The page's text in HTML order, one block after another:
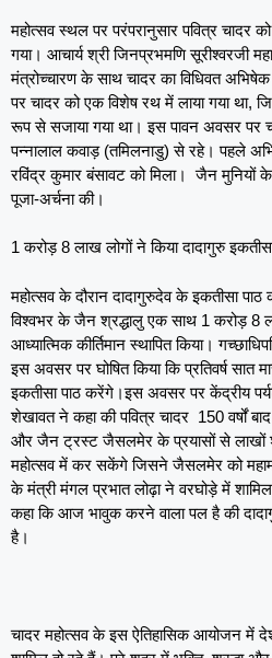
महोत्सव स्थल पर परंपरानुसार पवित्र चादर
गया। आचार्य श्री जिनप्रभमणि सूरीश्वरजी
मंत्रोच्चारण के साथ चादर का विधिवत
पर चादर को एक विशेष रथ में लाया गया था,
रूप से सजाया गया था। इस पावन अवसर पर
पन्नालाल कवाड़ (तमिलनाडु) से रहे। पहले
रविंद्र कुमार बंसावट को मिला। जैन मुनियों के
पूजा-अर्चना की।
1 करोड़ 8 लाख लोगों ने किया दादागुरु
महोत्सव के दौरान दादागुरुदेव के इकतीसा पाठ
विश्वभर के जैन श्रद्धालु एक साथ 1 करोड़ 8
आध्यात्मिक कीर्तिमान स्थापित किया।
इस अवसर पर घोषित किया कि प्रतिवर्ष सात
इकतीसा पाठ करेंगे।इस अवसर पर केंद्रीय
शेखावत ने कहा की पवित्र चादर 150 वर्षों
और जैन ट्रस्ट जैसलमेर के प्रयासों से लाखों
महोत्सव में कर सकेंगे जिसने जैसलमेर को
के मंत्री मंगल प्रभात लोढ़ा ने वरघोड़े में
कहा कि आज भावुक करने वाला पल है की
है।
चादर महोत्सव के इस ऐतिहासिक आयोजन में